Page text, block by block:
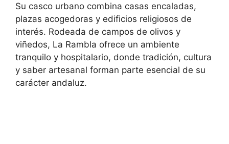
Su casco urbano combina casas encaladas,
plazas acogedoras y edificios religiosos de
interés. Rodeada de campos de olivos y
viñedos, La Rambla ofrece un ambiente
tranquilo y hospitalario, donde tradición, cultura
y saber artesanal forman parte esencial de su
carácter andaluz.